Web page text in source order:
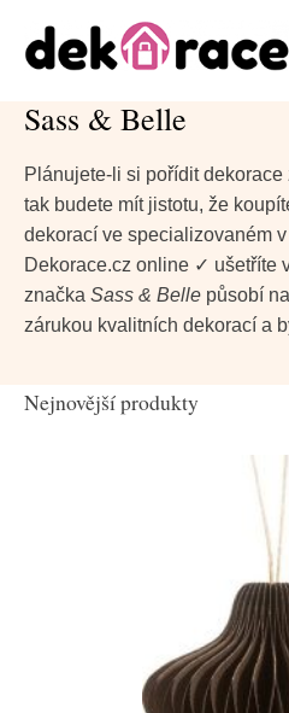
Sass & Belle
Plánujete-li si pořídit dekorace
tak budete mít jistotu, že
dekorací ve specializovaném
Dekorace.cz online ✓ ušetříte
značka Sass & Belle působí
zárukou kvalitních dekorací a
Nejnovější produkty